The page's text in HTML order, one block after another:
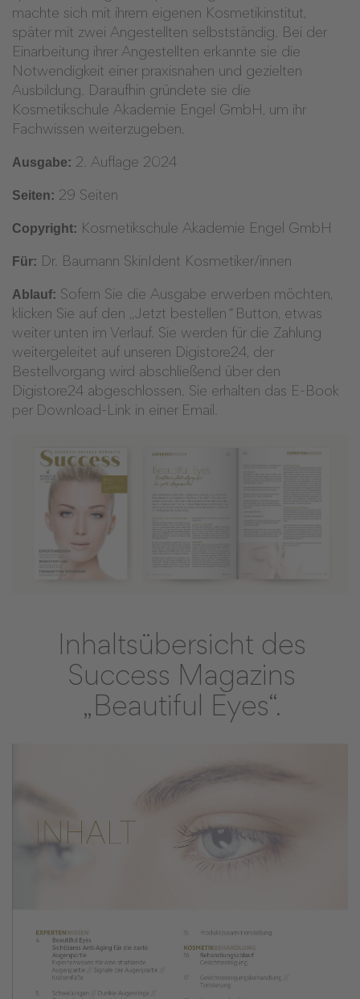
machte sich mit ihrem eigenen Kosmetikinstitut,
später mit zwei Angestellten selbstständig. Bei der
Einarbeitung ihrer Angestellten erkannte sie die
Notwendigkeit einer praxisnahen und gezielten
Ausbildung. Daraufhin gründete sie die
Kosmetikschule Akademie Engel GmbH, um ihr
Fachwissen weiterzugeben.
Ausgabe: 2. Auflage 2024
Seiten: 29 Seiten
Copyright: Kosmetikschule Akademie Engel GmbH
Für: Dr. Baumann SkinIdent Kosmetiker/innen
Ablauf: Sofern Sie die Ausgabe erwerben möchten,
klicken Sie auf den „Jetzt bestellen
Button, etwas
weiter unten im Verlauf. Sie werden für die Zahlung
weitergeleitet auf unseren Digistore24, der
Bestellvorgang wird abschließend über den
Digistore24 abgeschlossen. Sie erhalten das E-Book
per Download-Link in einer Email.
Inhaltsübersicht des
Success Magazins
„Beautiful Eyes“.